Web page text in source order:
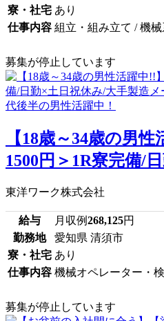
寮・社宅 あり
仕事内容 組立・組み立て / 機
募集が停止しています
【18歳～34歳の男
1500円＞1R寮完備/
東洋ワーク株式会社
給与 月収例268,125円
勤務地
愛知県 清須市
寮・社宅 あり
仕事内容 機械オペレーター・
募集が停止しています